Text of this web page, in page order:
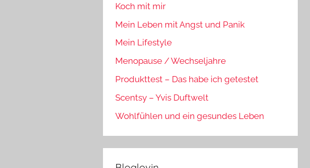
Koch mit mir
Mein Leben mit Angst und Panik
Mein Lifestyle
Menopause / Wechseljahre
Produkttest – Das habe ich getestet
Scentsy – Yvis Duftwelt
Wohlfühlen und ein gesundes Leben